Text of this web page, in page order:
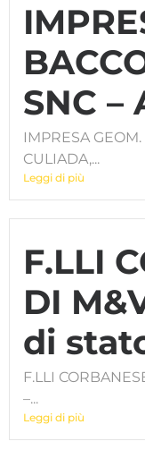
SNC
IMPRESA
CULIADA,...
Leggi di più
F.LLI
DI
di
F.LLI
–...
Leggi di più